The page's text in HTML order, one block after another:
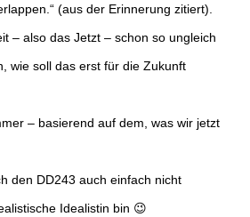
(aus der Erinnerung zitiert).
– also das Jetzt – schon so ungleich
wie soll das erst für die Zukunft
– basierend auf dem, was wir jetzt
den DD243 auch einfach nicht
Idealistin bin 😉